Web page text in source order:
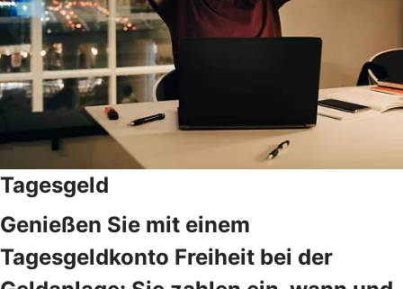
Tagesgeld
Genießen Sie mit einem
Tagesgeldkonto Freiheit bei der